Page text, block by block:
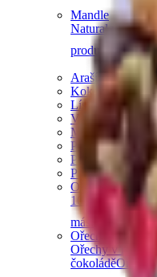
Mandle
Natural mandle
produkty z
Arašídy
Kokosové
Lískové ořechy
Vlašské ořechy
Makadamové
Para ořechy
Pekanové ořechy
Píniové oříšky
Ořechová másla
100% ořechová
másla a pasty
Ořechy v
Ořechy v hořké
čokoláděOřechy